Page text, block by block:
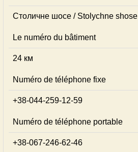
Столичне шосе / Stolychne shose
Le numéro du bâtiment
24 км
Numéro de téléphone fixe
+38-044-259-12-59
Numéro de téléphone portable
+38-067-246-62-46